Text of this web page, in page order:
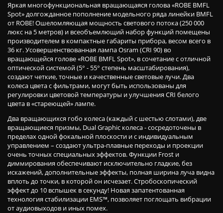
Яркая многофункциональная вращающаяся голова «ROBE BMFL
Spot» долгожданное пополнение модельного ряда линейки BMFL
от ROBE! Ошеломляющая мощность светового потока (250 000
люкс на 5 метров) и всеобъемлющий набор функций помещены
производителем в компактные габариты прибора, весом всего в
36 кг. Усовершенствованная лампа Osram (CRI 90) во
вращающейся голове «ROBE BMFL Spot», в сочетание с отличной
оптической системой (5° - 55° степень масштабирования),
создают четкие, точные и качественные световые лучи. Два
колеса цвета с фильтрами, могут быть использованы для
регулировки цветовой температуры и улучшения CRI белого
цвета в «стареющей» лампе.
Два вращающихся гобо колеса (каждый с шестью слотами), две
вращающиеся призмы, Dual Graphic колеса - сосредоточены в
пределах одной фокальной плоскости и с индивидуальным
управлением – создают ультра-плавные переходы и проекции
очень точных специальных эффектов. Функции Frost и
диммирования обеспечивают исключительно гладкие, без
искажений, дополнительные эффекты, полная ширина луча видна
вплоть до точки, в которой он исчезает. Стробоскопический
эффект до 10 вспышек в секунду! Новая запатентованная
технология стабилизации EMS™, позволяет поглощать вибрации
от аудиовыходов и иных помех.